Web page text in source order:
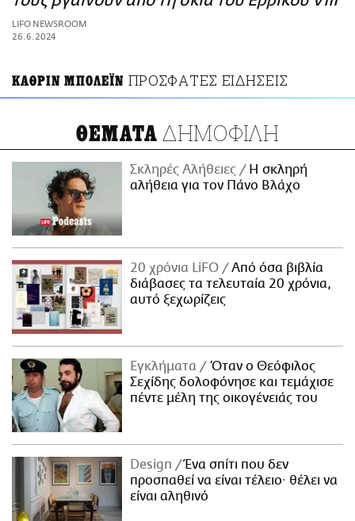
ΑΜΠΑ
PRINT
LIFO NEWSROOM
26.6.2024
ΚΑΘΡΙΝ ΜΠΟΛΕΪΝ ΠΡΟΣΦΑΤΕΣ ΕΙΔΗΣΕΙΣ
ΘΕΜΑΤΑ ΔΗΜΟΦΙΛΗ
Σκληρές Αλήθειες
H σκληρή
αλήθεια για τον Πάνο Βλάχο
20 χρόνια LiFO
Από όσα βιβλία
διάβασες τα τελευταία 20 χρόνια,
αυτό ξεχωρίζεις
Εγκλήματα
Όταν ο Θεόφιλος
Σεχίδης δολοφόνησε και τεμάχισε
πέντε μέλη της οικογένειάς του
Design
Ένα σπίτι που δεν
προσπαθεί να είναι τέλειο· θέλει να
είναι αληθινό